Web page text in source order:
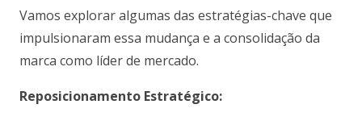
Vamos explorar algumas das estratégias-chave que
impulsionaram essa mudança e a consolidação da
marca como líder de mercado.
Reposicionamento Estratégico: